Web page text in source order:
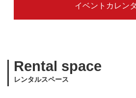
イベントカレン
Rental space
レンタルスペース